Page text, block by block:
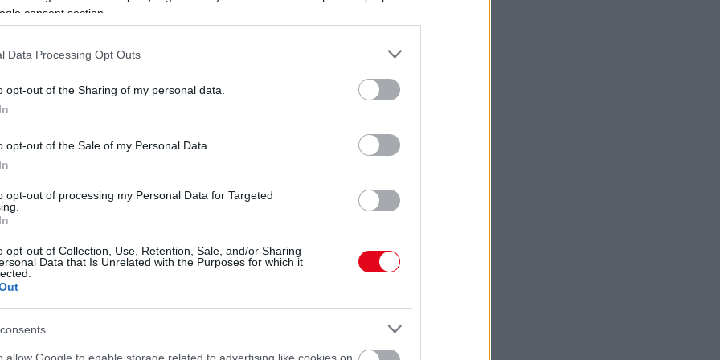
consent section.
Data Processing Opt Outs
opt-out of the Sharing of my personal data.
opt-out of the Sale of my Personal Data.
opt-out of processing my Personal Data for Targeted
opt-out of Collection, Use, Retention, Sale, and/or Sharing
Data that Is Unrelated with the Purposes for which it
- megrázó
elhunyt Kinga nővére